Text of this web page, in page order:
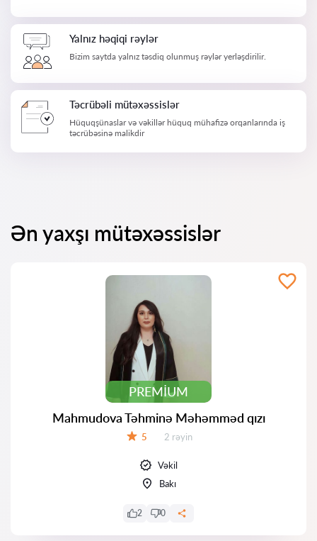
Yalnız həqiqi rəylər
Bizim saytda yalnız təsdiq olunmuş rəylər yerləşdirilir.
Təcrübəli mütəxəssislər
Hüquqşünaslar və vəkillər hüquq mühafizə orqanlarında iş
təcrübəsinə malikdir
Ən yaxşı mütəxəssislər
PREMIUM
Mahmudova Təhminə Məhəmməd qızı
5 Rəylər:
2 rəyin
Vəkil
Bakı
2 0